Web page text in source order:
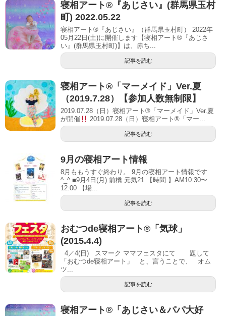
寝相アート®︎『あじさい』(群馬県玉村
町) 2022.05.22
寝相アート®『あじさい』（群馬県玉村町） 2022年
05月22日(土)に開催します【寝相アート®︎『あじさ
い』(群馬県玉村町)】は、赤ち...
記事を読む
寝相アート®「マーメイド」Ver.夏
（2019.7.28）【参加人数無制限】
2019.07.28（日）寝相アート®「マーメイド」Ver.夏
が開催
2019.07.28（日）寝相アート®「マー...
記事を読む
9月の寝相アート情報
8月ももうすぐ終わり。 9月の寝相アート情報です
^_^ ■9月4日(月) 前橋 元気21 【時間 】AM10:30〜
12:00 【場...
記事を読む
おむつde寝相アート®「気球」
(2015.4.4)
4／4(日) スマーク ママフェスタにて 題して
「おむつde寝相アート」 と、言うことで、 オム
ツ...
記事を読む
寝相アート®「あじさい＆パパ大好